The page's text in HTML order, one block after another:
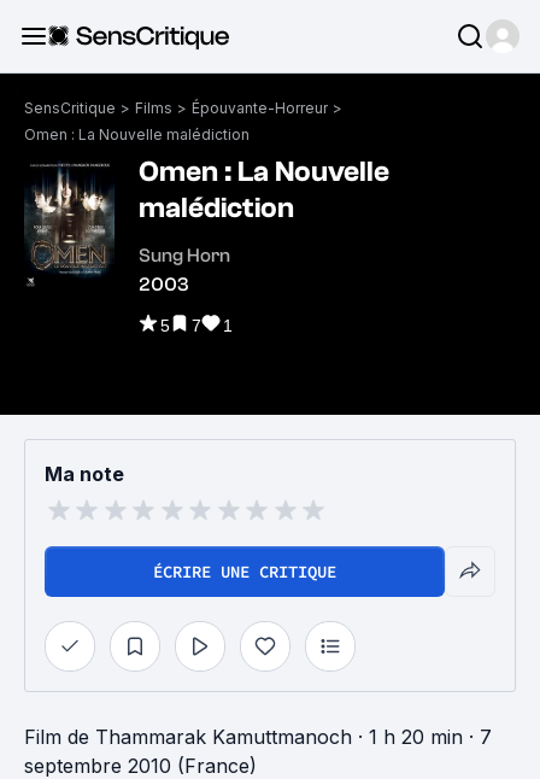
SensCritique > Films > Épouvante-Horreur >
Omen : La Nouvelle malédiction
Omen : La Nouvelle
malédiction
Sung Horn
2003
5 7 1
Ma note
ÉCRIRE UNE CRITIQUE
Film de Thammarak Kamuttmanoch · 1 h 20 min · 7
septembre 2010 (France)